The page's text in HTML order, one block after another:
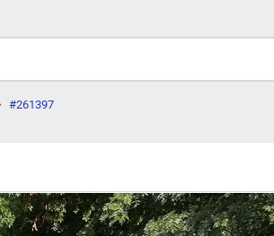
#261397